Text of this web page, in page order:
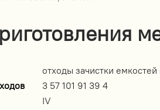
отходы зачистки
3 57 101 91 39 4
IV